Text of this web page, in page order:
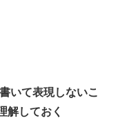
いて表現しないこ
解しておく